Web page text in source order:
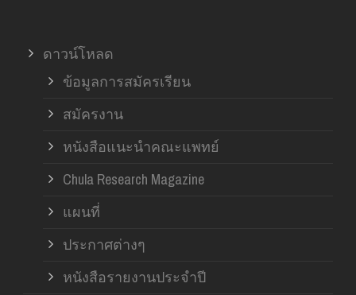
ดาวน์โหลด
ข้อมูลการสมัครเรียน
สมัครงาน
หนังสือแนะนำคณะแพทย์
Chula Research Magazine
แผนที่
ประกาศต่างๆ
หนังสือรายงานประจำปี